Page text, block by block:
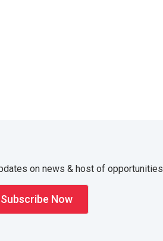
on news & host of opportunities